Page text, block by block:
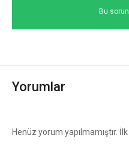
Bu
Yorumlar
Henüz yorum yapılmamıştır.